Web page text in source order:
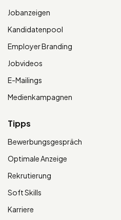
Jobanzeigen
Kandidatenpool
Employer Branding
Jobvideos
E-Mailings
Medienkampagnen
Tipps
Bewerbungsgespräch
Optimale Anzeige
Rekrutierung
Soft Skills
Karriere